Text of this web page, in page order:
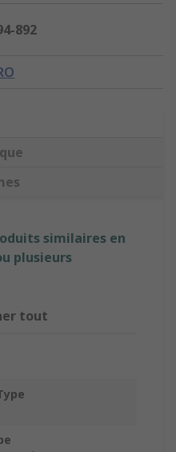
892
similaires en
plusieurs
tout